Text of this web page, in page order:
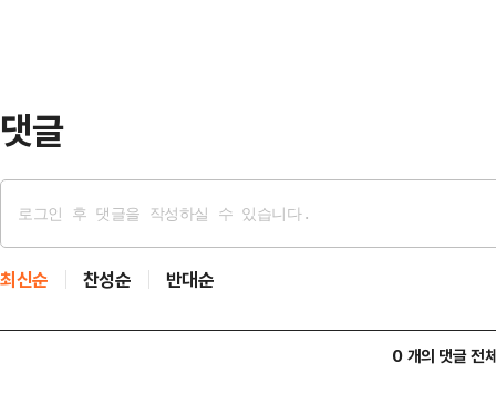
댓글
최신순 찬성순 반대순
0 개의 댓글 전